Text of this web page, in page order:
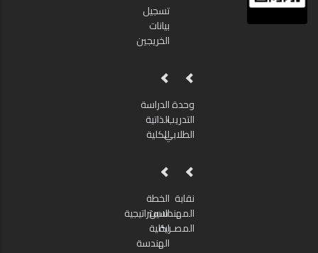
تسجيل
بيانات
الخريجين
وحدة
التدريب
الطلابي
الدراسة
الذاتية
للكلية
نقابة
المهندسين
المصـرية
الخطة
الاستراتيجية
لكلية
الهندسة